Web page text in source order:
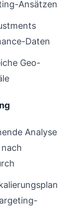
Ansätzen
Daten
Geo-
Analyse